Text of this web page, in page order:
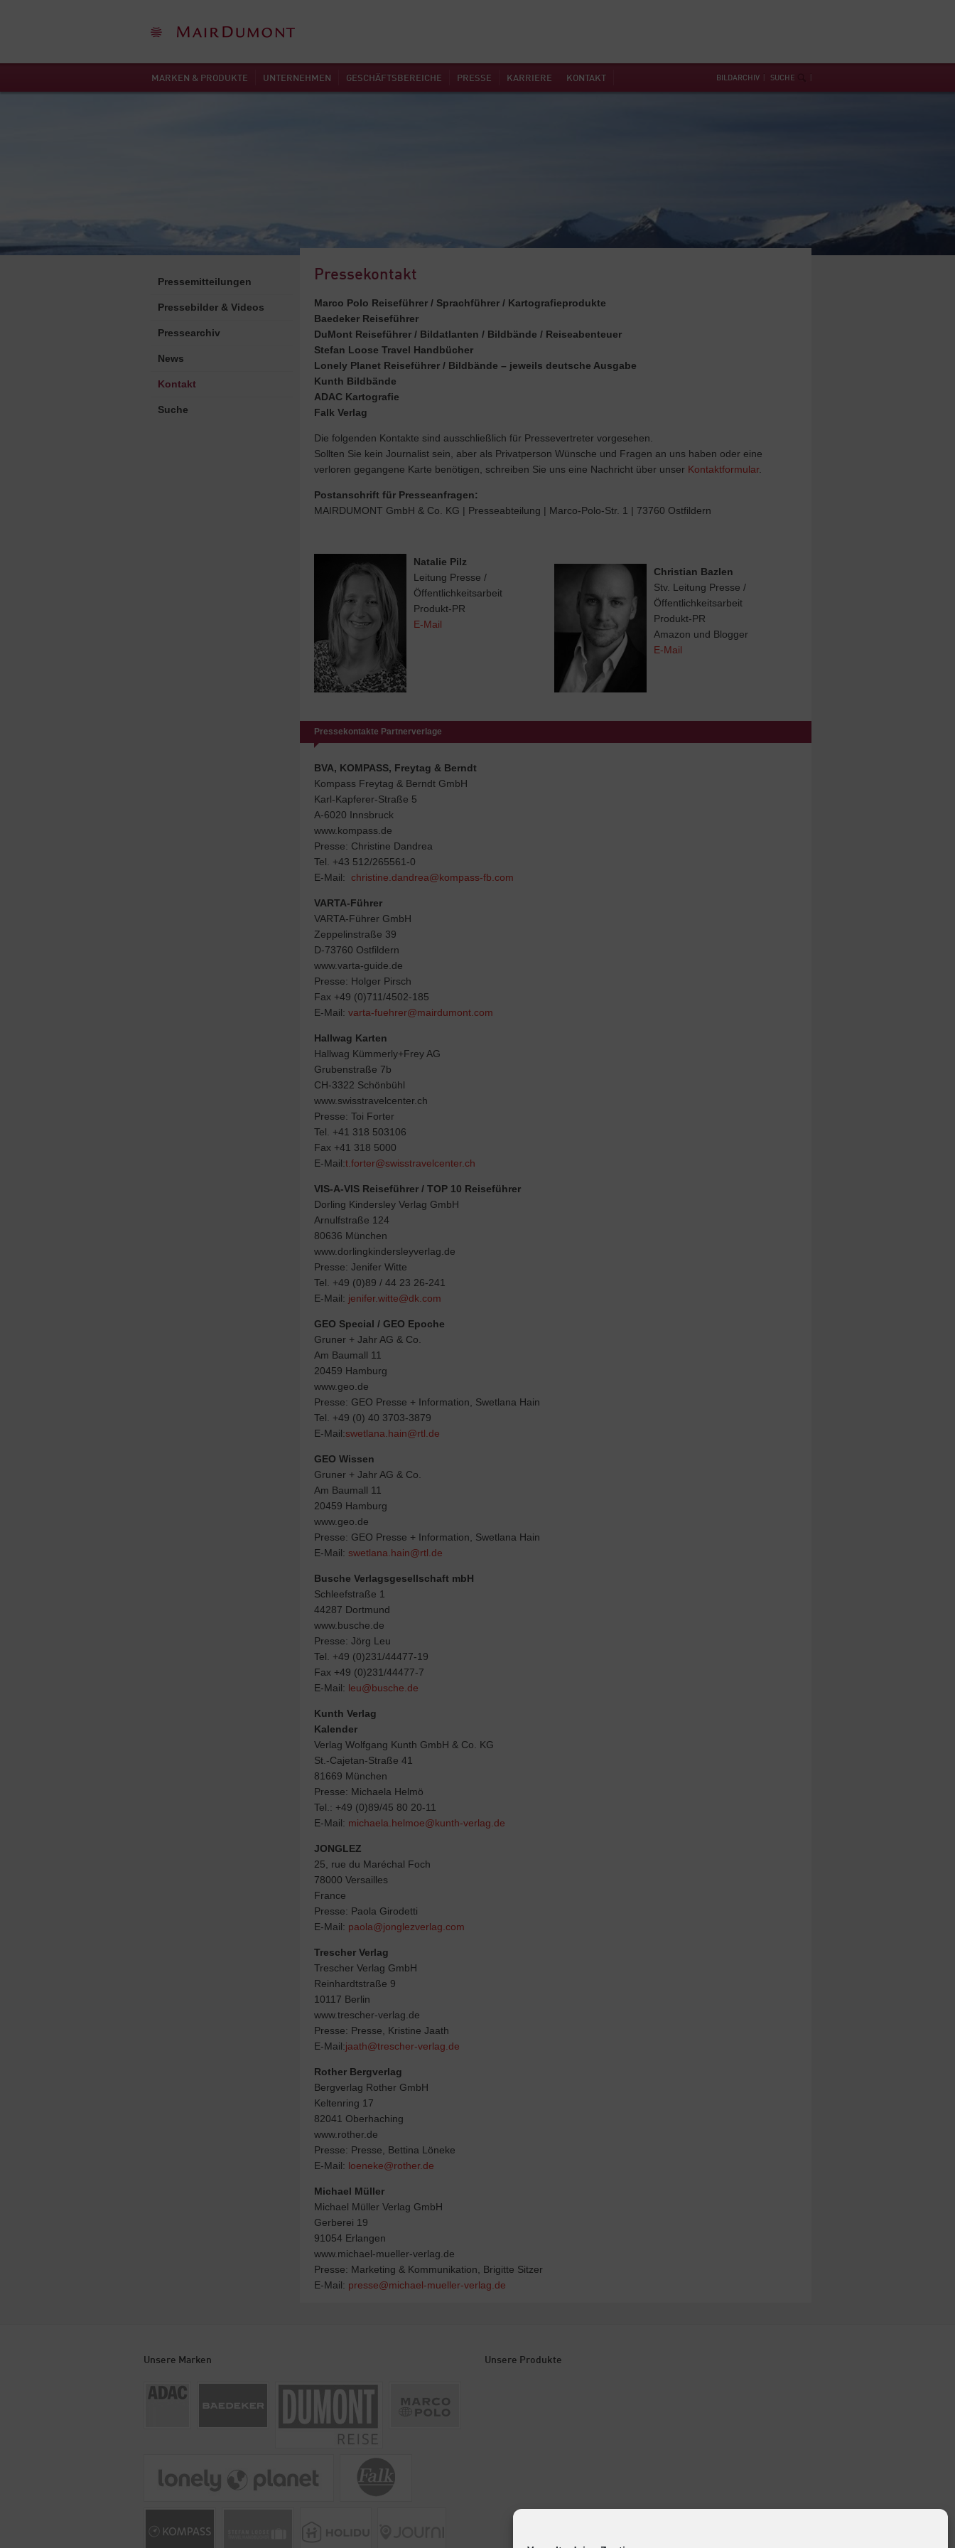
MARKEN & PRODUKTE UNTERNEHMEN GESCHÄFTSBEREICHE PRESSE KARRIERE KONTAKT BILDARCHIV SUCHE
Pressemitteilungen
Pressebilder & Videos
Pressearchiv
News
Kontakt
Suche
Pressekontakt
Marco Polo Reiseführer / Sprachführer / Kartografieprodukte
Baedeker Reiseführer
DuMont Reiseführer / Bildatlanten / Bildbände / Reiseabenteuer
Stefan Loose Travel Handbücher
Lonely Planet Reiseführer / Bildbände – jeweils deutsche Ausgabe
Kunth Bildbände
ADAC Kartografie
Falk Verlag
Die folgenden Kontakte sind ausschließlich für Pressevertreter vorgesehen.
Sollten Sie kein Journalist sein, aber als Privatperson Wünsche und Fragen an uns haben oder eine
verloren gegangene Karte benötigen, schreiben Sie uns eine Nachricht über unser Kontaktformular.
Postanschrift für Presseanfragen:
MAIRDUMONT GmbH & Co. KG | Presseabteilung | Marco-Polo-Str. 1 | 73760 Ostfildern
Natalie Pilz
Leitung Presse /
Öffentlichkeitsarbeit
Produkt-PR
E-Mail
Christian Bazlen
Stv. Leitung Presse /
Öffentlichkeitsarbeit
Produkt-PR
Amazon und Blogger
E-Mail
Pressekontakte Partnerverlage
BVA, KOMPASS, Freytag & Berndt
Kompass Freytag & Berndt GmbH
Karl-Kapferer-Straße 5
A-6020 Innsbruck
www.kompass.de
Presse: Christine Dandrea
Tel. +43 512/265561-0
E-Mail: christine.dandrea@kompass-fb.com
VARTA-Führer
VARTA-Führer GmbH
Zeppelinstraße 39
D-73760 Ostfildern
www.varta-guide.de
Presse: Holger Pirsch
Fax +49 (0)711/4502-185
E-Mail: varta-fuehrer@mairdumont.com
Hallwag Karten
Hallwag Kümmerly+Frey AG
Grubenstraße 7b
CH-3322 Schönbühl
www.swisstravelcenter.ch
Presse: Toi Forter
Tel. +41 318 503106
Fax +41 318 5000
E-Mail:t.forter@swisstravelcenter.ch
VIS-A-VIS Reiseführer / TOP 10 Reiseführer
Dorling Kindersley Verlag GmbH
Arnulfstraße 124
80636 München
www.dorlingkindersleyverlag.de
Presse: Jenifer Witte
Tel. +49 (0)89 / 44 23 26-241
E-Mail: jenifer.witte@dk.com
GEO Special / GEO Epoche
Gruner + Jahr AG & Co.
Am Baumall 11
20459 Hamburg
www.geo.de
Presse: GEO Presse + Information, Swetlana Hain
Tel. +49 (0) 40 3703-3879
E-Mail:swetlana.hain@rtl.de
GEO Wissen
Gruner + Jahr AG & Co.
Am Baumall 11
20459 Hamburg
www.geo.de
Presse: GEO Presse + Information, Swetlana Hain
E-Mail: swetlana.hain@rtl.de
Busche Verlagsgesellschaft mbH
Schleefstraße 1
44287 Dortmund
www.busche.de
Presse: Jörg Leu
Tel. +49 (0)231/44477-19
Fax +49 (0)231/44477-7
E-Mail: leu@busche.de
Kunth Verlag
Kalender
Verlag Wolfgang Kunth GmbH & Co. KG
St.-Cajetan-Straße 41
81669 München
Presse: Michaela Helmö
Tel.: +49 (0)89/45 80 20-11
E-Mail: michaela.helmoe@kunth-verlag.de
JONGLEZ
25, rue du Maréchal Foch
78000 Versailles
France
Presse: Paola Girodetti
E-Mail: paola@jonglezverlag.com
Trescher Verlag
Trescher Verlag GmbH
Reinhardtstraße 9
10117 Berlin
www.trescher-verlag.de
Presse: Presse, Kristine Jaath
E-Mail:jaath@trescher-verlag.de
Rother Bergverlag
Bergverlag Rother GmbH
Keltenring 17
82041 Oberhaching
www.rother.de
Presse: Presse, Bettina Löneke
E-Mail: loeneke@rother.de
Michael Müller
Michael Müller Verlag GmbH
Gerberei 19
91054 Erlangen
www.michael-mueller-verlag.de
Presse: Marketing & Kommunikation, Brigitte Sitzer
E-Mail: presse@michael-mueller-verlag.de
Unsere Marken Unsere Produkte